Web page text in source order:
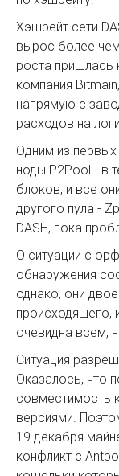
Хэшрейт сети
вырос более
роста пришлась
компания
напрямую с
расходов на
Одним из
ноды P2Pool - в
блоков, и все
другого пула -
DASH, пока
О ситуации с
обнаружения
однако, они
происходящего,
очевидна всем,
Ситуация
Оказалось, что
совместимость
версиями.
19 декабря
конфликт с